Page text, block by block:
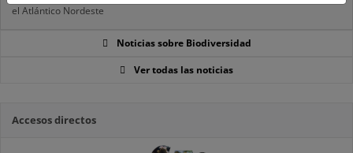
el Atlántico Nordeste
Noticias sobre Biodiversidad
Ver todas las noticias
Accesos directos